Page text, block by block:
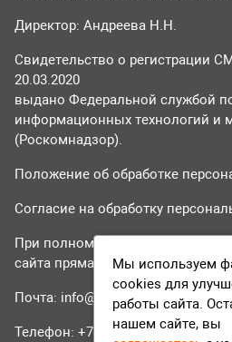
Директор: Андреева Н.Н.
Свидетельство о регистрации
20.03.2020
выдано Федеральной службой
информационных технологий и
(Роскомнадзор).
Положение об обработке
Согласие на обработку
При полном или частичном
сайта прямая гиперссылка на
Почта: info@tvr24.tv
Телефон: +7 (496) 551-04-95
Мы используем
cookies для
работы сайта.
нашем сайте, вы